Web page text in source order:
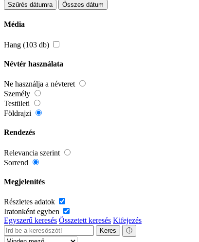
Szűrés dátumra Összes dátum
Média
Hang (103 db)
Névtér használata
Ne használja a névteret
Személy
Testületi
Földrajzi
Rendezés
Relevancia szerint
Sorrend
Megjelenítés
Részletes adatok
Iratonként egyben
Egyszerű keresés Összetett keresés Kifejezés
Keres ⓘ